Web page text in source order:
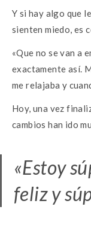
Y si hay algo que
sienten miedo, es
«Que no se van a
exactamente así.
me relajaba y
Hoy, una vez
cambios han ido
«Estoy
feliz y